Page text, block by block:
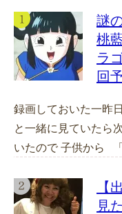
謎
桃
ラ
回
録画しておいた一昨
と一緒に見ていたら
いたので 子供から
【
見